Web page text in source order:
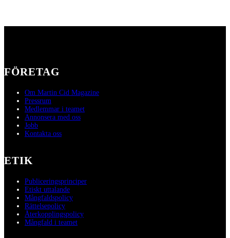
FÖRETAG
Om Martin Cid Magazine
Pressrum
Medlemmar i teamet
Annonsera med oss
Jobb
Kontakta oss
ETIK
Publiceringsprinciper
Etiskt uttalande
Mångfaldspolicy
Rättelsepolicy
Återkopplingspolicy
Mångfald i teamet